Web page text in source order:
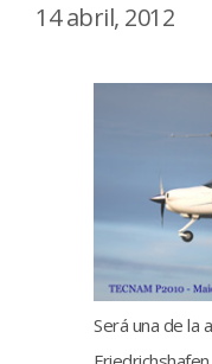
14 abril, 2012
Será una de la